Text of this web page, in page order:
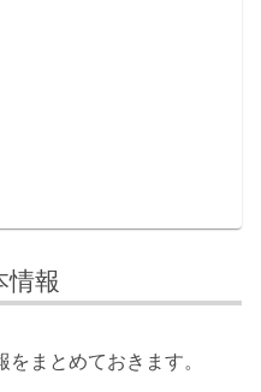
情報
まとめておきます。